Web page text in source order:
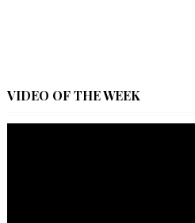
VIDEO OF THE WEEK